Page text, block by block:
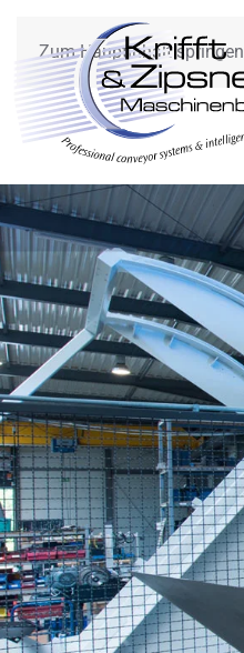
Zum Hauptinhalt springen